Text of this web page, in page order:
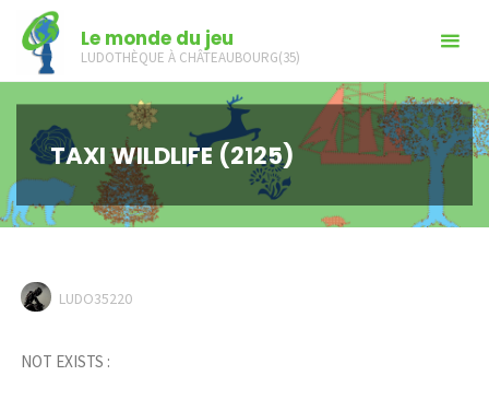
content
Le monde du jeu
LUDOTHÈQUE À CHÂTEAUBOURG(35)
TAXI WILDLIFE (2125)
LUDO35220
NOT EXISTS :